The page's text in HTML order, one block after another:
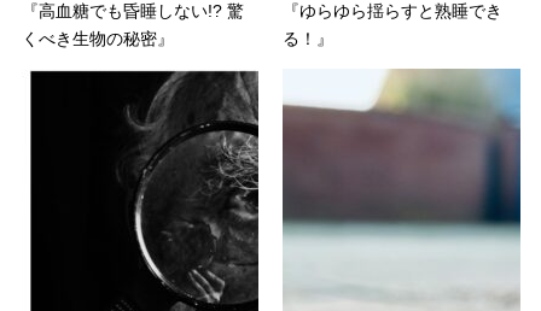
『高血糖でも昏睡しない!? 驚
くべき生物の秘密』
『ゆらゆら揺らすと熟睡でき
る！』